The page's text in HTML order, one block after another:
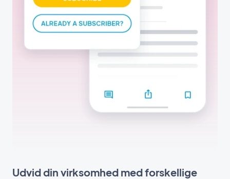
Udvid din virksomhed med forskellige